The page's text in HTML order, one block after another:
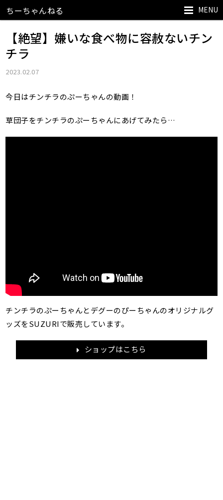
MENU
ちーちゃんねる
【絶望】嫌いな食べ物に容赦ないチン
チラ
2023.02.07
今日はチンチラのぷーちゃんの動画！
草団子をチンチラのぷーちゃんにあげてみたら…
チンチラのぷーちゃんとデグーのぴーちゃんのオリジナルグ
ッズをSUZURIで販売しています。
ショップはこちら